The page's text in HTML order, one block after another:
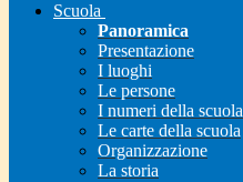
Scuola
Panoramica
Presentazione
I luoghi
Le persone
I numeri della scuola
Le carte della scuola
Organizzazione
La storia